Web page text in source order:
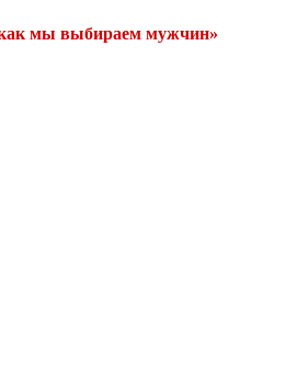
как мы выбираем мужчин»